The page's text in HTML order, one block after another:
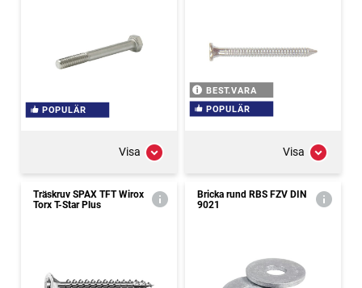
POPULÄR
Visa
BEST.VARA
POPULÄR
Visa
Träskruv SPAX TFT Wirox
Torx T-Star Plus
Bricka rund RBS FZV DIN
9021